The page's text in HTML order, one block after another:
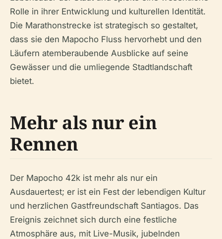
Rolle in ihrer Entwicklung und kulturellen Identität.
Die Marathonstrecke ist strategisch so gestaltet,
dass sie den Mapocho Fluss hervorhebt und den
Läufern atemberaubende Ausblicke auf seine
Gewässer und die umliegende Stadtlandschaft
bietet.
Mehr als nur ein
Rennen
Der Mapocho 42k ist mehr als nur ein
Ausdauertest; er ist ein Fest der lebendigen Kultur
und herzlichen Gastfreundschaft Santiagos. Das
Ereignis zeichnet sich durch eine festliche
Atmosphäre aus, mit Live-Musik, jubelnden